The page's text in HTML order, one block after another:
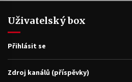
Uživatelský box
Přihlásit se
Zdroj kanálů (příspěvky)